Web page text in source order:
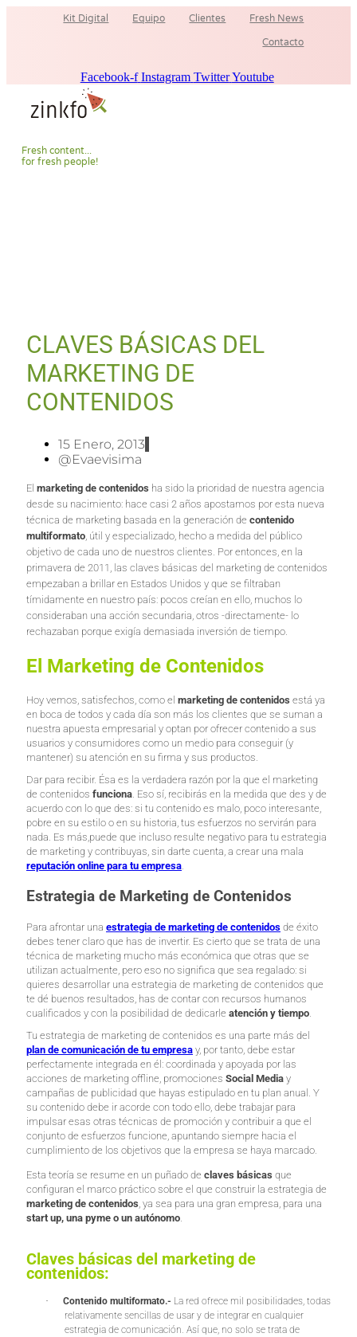
Kit Digital Equipo Clientes Fresh News
Contacto
Facebook-f Instagram TwitterYoutube
Fresh content...
for fresh people!
CLAVES BÁSICAS DEL
MARKETING DE
CONTENIDOS
15 Enero, 2013
@evaevisima
El marketing de contenidos ha sido la prioridad de nuestra agencia
desde su nacimiento: hace casi 2 años apostamos por esta nueva
técnica de marketing basada en la generación de contenido
multiformato , útil y especializado, hecho a medida del público
objetivo de cada uno de nuestros clientes. Por entonces, en la
primavera de 2011, las claves básicas del marketing de contenidos
empezaban a brillar en Estados Unidos y que se filtraban
tímidamente en nuestro país: pocos creían en ello, muchos lo
consideraban una acción secundaria, otros -directamente- lo
rechazaban porque exigía demasiada inversión de tiempo.
El Marketing de Contenidos
Hoy vemos, satisfechos, como el marketing de contenidos está ya
en boca de todos y cada día son más los clientes que se suman a
nuestra apuesta empresarial y optan por ofrecer contenido a sus
usuarios y consumidores como un medio para conseguir (y
mantener) su atención en su firma y sus productos.
Dar para recibir. Ésa es la verdadera razón por la que el marketing
de contenidos funciona . Eso sí, recibirás en la medida que des y de
acuerdo con lo que des: si tu contenido es malo, poco interesante,
pobre en su estilo o en su historia, tus esfuerzos no servirán para
nada. Es más,puede que incluso resulte negativo para tu estrategia
de marketing y contribuyas, sin darte cuenta, a crear una mala
reputación online para tu empresa
Estrategia de Marketing de Contenidos
Para afrontar una estrategia de marketing de contenidos de éxito
debes tener claro que has de invertir. Es cierto que se trata de una
técnica de marketing mucho más económica que otras que se
utilizan actualmente, pero eso no significa que sea regalado: si
quieres desarrollar una estrategia de marketing de contenidos que
te dé buenos resultados, has de contar con recursos humanos
cualificados y con la posibilidad de dedicarle atención y tiempo.
Tu estrategia de marketing de contenidos es una parte más del
plan de comunicación de tu empresa y, por tanto, debe estar
perfectamente integrada en él: coordinada y apoyada por las
acciones de marketing offline, promociones Social Media y
campañas de publicidad que hayas estipulado en tu plan anual. Y
su contenido debe ir acorde con todo ello, debe trabajar para
impulsar esas otras técnicas de promoción y contribuir a que el
conjunto de esfuerzos funcione, apuntando siempre hacia el
cumplimiento de los objetivos que la empresa se haya marcado.
Esta teoría se resume en un puñado de claves básicas que
configuran el marco práctico sobre el que construir la estrategia de
marketing de contenidos, ya sea para una gran empresa, para una
start up, una pyme o un autónomo.
Claves básicas del marketing de
contenidos:
· Contenido multiformato.- La red ofrece mil posibilidades, todas
relativamente sencillas de usar y de integrar en cualquier
estrategia de comunicación. Así que, no solo se trata de